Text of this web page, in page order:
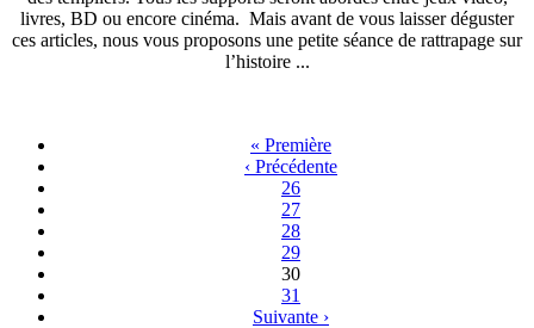
livres, BD ou encore cinéma. Mais avant de vous laisser déguster
ces articles, nous vous proposons une petite séance de rattrapage sur
l’histoire ...
« Première
‹ Précédente
26
27
28
29
30
31
Suivante ›